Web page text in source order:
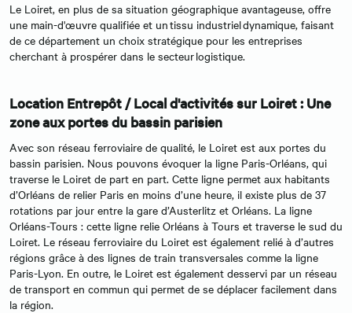
Le Loiret, en plus de sa situation géographique avantageuse, offre
une main-d'œuvre qualifiée et un tissu industriel dynamique, faisant
de ce département un choix stratégique pour les entreprises
cherchant à prospérer dans le secteur logistique.
Location Entrepôt / Local d'activités sur Loiret : Une
zone aux portes du bassin parisien
Avec son réseau ferroviaire de qualité, le Loiret est aux portes du
bassin parisien. Nous pouvons évoquer la ligne Paris-Orléans, qui
traverse le Loiret de part en part. Cette ligne permet aux habitants
d’Orléans de relier Paris en moins d’une heure, il existe plus de 37
rotations par jour entre la gare d’Austerlitz et Orléans. La ligne
Orléans-Tours : cette ligne relie Orléans à Tours et traverse le sud du
Loiret. Le réseau ferroviaire du Loiret est également relié à d’autres
régions grâce à des lignes de train transversales comme la ligne
Paris-Lyon. En outre, le Loiret est également desservi par un réseau
de transport en commun qui permet de se déplacer facilement dans
la région.